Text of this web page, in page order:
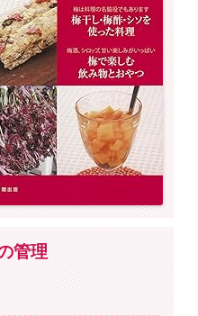
管理